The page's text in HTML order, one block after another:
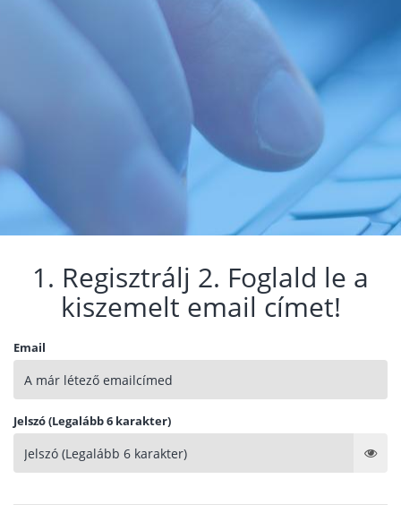
1. Regisztrálj 2. Foglald le a
kiszemelt email címet!
Email
Jelszó (Legalább 6 karakter)